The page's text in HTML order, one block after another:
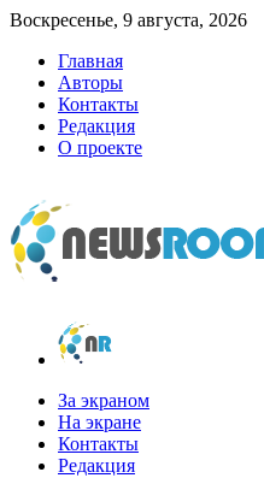
Воскресенье, 9 августа, 2026
Главная
Авторы
Контакты
Редакция
О проекте
newsroom.su
Новости о новостях
За экраном
На экране
Контакты
Редакция